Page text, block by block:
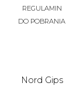
REGULAMIN
DO POBRANIA
Nord Gips